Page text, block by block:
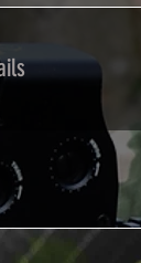
de type
initialement
et résistent
sa réplique